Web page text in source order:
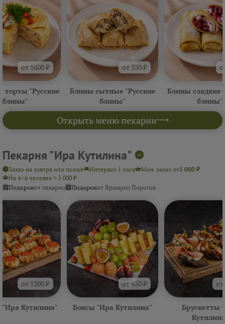
Открыть меню пекарни
от 1600 ₽
торты "Русские
блины"
от 350 ₽
Блины сытные "Русские
блины"
Блины сладкие
блины"
Пекарня "Ира Кутилина"
Заказ на завтра или позже Интервал 1 часа Мин. заказ от5 000 ₽
На 4–6 человек ≈ 5 000 ₽
Подарокот пекарни Подарокот Ярмарки Пирогов
от 1200 ₽
"Ира Кутилина"
от 650 ₽
Боксы "Ира Кутилина"
Брускетты